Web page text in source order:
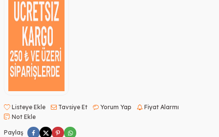
Listeye Ekle Tavsiye Et Yorum Yap
Fiyat Alarmı
Not Ekle
Paylaş